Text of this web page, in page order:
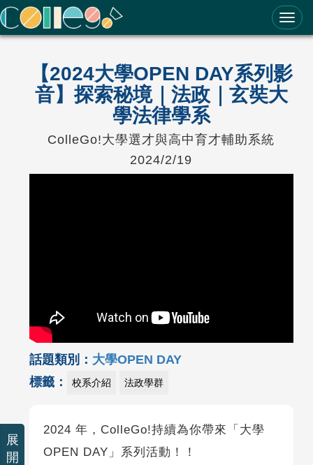
ColleGo! 大學選才與高中育才輔助系統
【2024大學OPEN DAY系列影
音】探索秘境｜法政｜玄奘大
學法律學系
ColleGo!大學選才與高中育才輔助系統
2024/2/19
話題類別： 大學OPEN DAY
標籤：
校系介紹 法政學群
2024 年，ColleGo!持續為你帶來「大學
OPEN DAY」系列活動！！
展
開